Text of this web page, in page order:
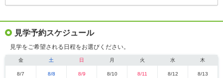
※4.給気口・スリープ等、一部再現されていない設備機器がございます。また、タイル・石貼
等の大きさは実際とは多少異なります。共用部の家具・備品等の形状・色等は今後変更となる
場合がございます。
※5.JR埼京線・川越線「日進」駅より/「新宿」駅:JR埼京線・川越線通勤快速(日中時は快速)利
用直通、「池袋」駅:JR埼京線・川越線通勤快速(日中時は快速)利用直通。
※6.掲載の間取り図は計画段階のもので、今後変更になる場合がございます。
※7.バス停「日進公園」(南側エントランス:徒歩9分)、そごう大宮店(自転車13分/約2920m)、大
見学予約スケジュール
見学をご希望される日程をお選びください。
金 土 日 月 火 水 木
8/7 8/8 8/9 8/10 8/11 8/12 8/13